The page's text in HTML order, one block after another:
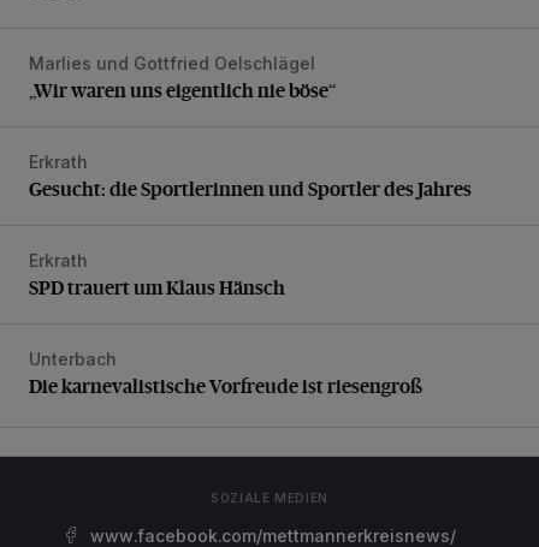
„Wir waren uns eigentlich nie böse“
Marlies und Gottfried Oelschlägel
„Wir waren uns eigentlich nie böse“
Gesucht: die Sportlerinnen und Sportler des Jahres
Erkrath
Gesucht: die Sportlerinnen und Sportler des Jahres
SPD trauert um Klaus Hänsch
Erkrath
SPD trauert um Klaus Hänsch
Die karnevalistische Vorfreude ist riesengroß
Unterbach
Die karnevalistische Vorfreude ist riesengroß
SOZIALE MEDIEN
www.facebook.com/mettmannerkreisnews/